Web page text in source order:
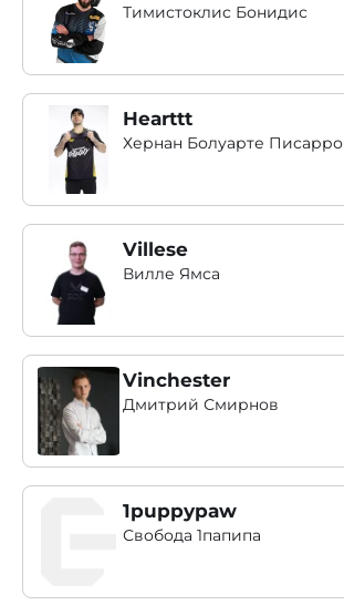
Тимистоклис Бонидис
Hearttt
Хернан Болуарте Писарро
Villese
Вилле Ямса
Vinchester
Дмитрий Смирнов
1puppypaw
Свобода 1папипа